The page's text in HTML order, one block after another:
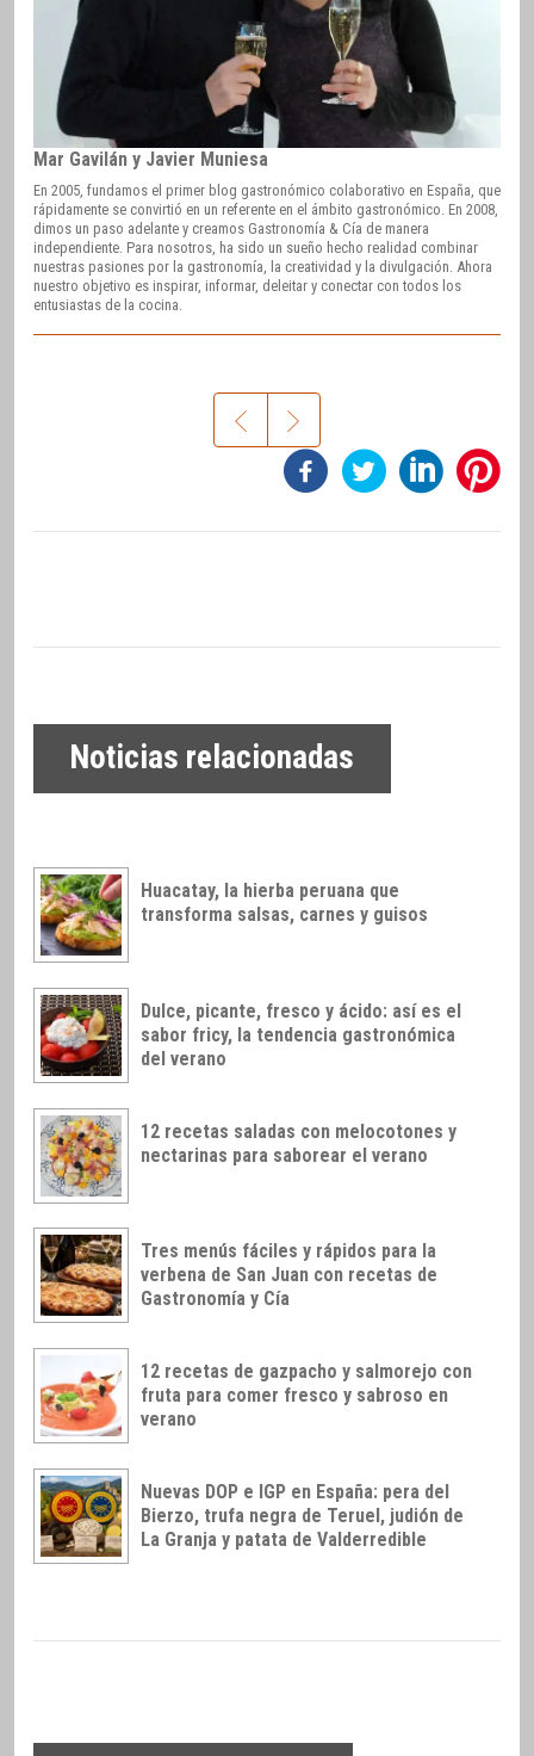
Mar Gavilán y Javier Muniesa
En 2005, fundamos el primer blog gastronómico colaborativo en España, que
rápidamente se convirtió en un referente en el ámbito gastronómico. En 2008,
dimos un paso adelante y creamos Gastronomía & Cía de manera
independiente. Para nosotros, ha sido un sueño hecho realidad combinar
nuestras pasiones por la gastronomía, la creatividad y la divulgación. Ahora
nuestro objetivo es inspirar, informar, deleitar y conectar con todos los
entusiastas de la cocina.
Noticias relacionadas
Huacatay, la hierba peruana que
transforma salsas, carnes y guisos
Dulce, picante, fresco y ácido: así es el
sabor fricy, la tendencia gastronómica
del verano
12 recetas saladas con melocotones y
nectarinas para saborear el verano
Tres menús fáciles y rápidos para la
verbena de San Juan con recetas de
Gastronomía y Cía
12 recetas de gazpacho y salmorejo con
fruta para comer fresco y sabroso en
verano
Nuevas DOP e IGP en España: pera del
Bierzo, trufa negra de Teruel, judión de
La Granja y patata de Valderredible